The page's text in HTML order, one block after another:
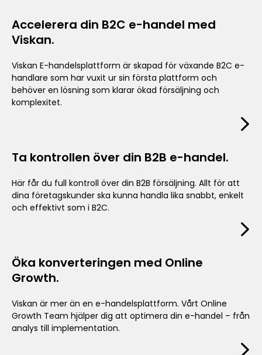
Accelerera din B2C e-handel med
Viskan.
Viskan E-handelsplattform är skapad för växande B2C e-
handlare som har vuxit ur sin första plattform och
behöver en lösning som klarar ökad försäljning och
komplexitet.
Ta kontrollen över din B2B e-handel.
Här får du full kontroll över din B2B försäljning. Allt för att
dina företagskunder ska kunna handla lika snabbt, enkelt
och effektivt som i B2C.
Öka konverteringen med Online
Growth.
Viskan är mer än en e-handelsplattform. Vårt Online
Growth Team hjälper dig att optimera din e-handel – från
analys till implementation.